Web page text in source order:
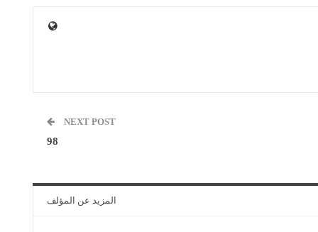
NEXT POST
98
المزيد عن المؤلف